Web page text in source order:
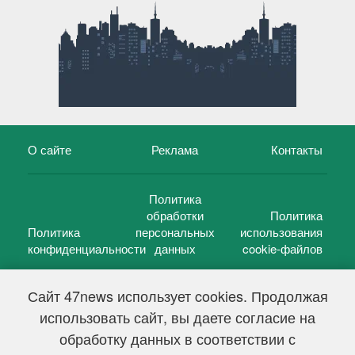
Сайт 47news использует cookies. Продолжая
использовать сайт, вы даете согласие на
обработку данных в соответствии с
О сайте Реклама Контакты
Политика
конфиденциальности
Политика
обработки
персональных
данных
Политика
использования
cookie-файлов
47 новостей (47 news)2005 — 2026 г.
Свидетельство о регистрации СМИ Эл № ФС 77-39848, выдано